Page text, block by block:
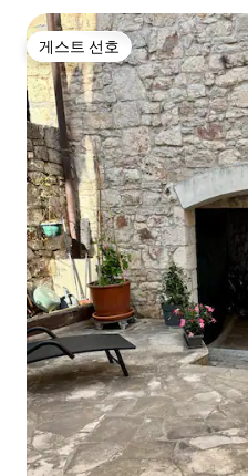
게스트 선호
게스트 선호